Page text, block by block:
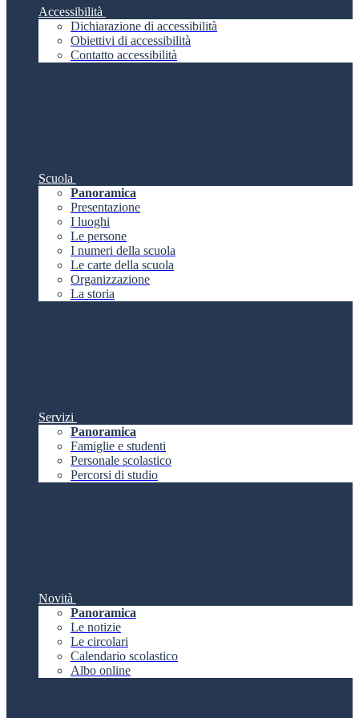
Accessibilità
Dichiarazione di accessibilità
Obiettivi di accessibilità
Contatto accessibilità
Scuola
Panoramica
Presentazione
I luoghi
Le persone
I numeri della scuola
Le carte della scuola
Organizzazione
La storia
Servizi
Panoramica
Famiglie e studenti
Personale scolastico
Percorsi di studio
Novità
Panoramica
Le notizie
Le circolari
Calendario scolastico
Albo online